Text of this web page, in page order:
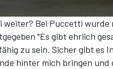
weiter? Bei Puccetti
"Es gibt ehrlich
zu sein. Sicher gibt es
hinter mich bringen